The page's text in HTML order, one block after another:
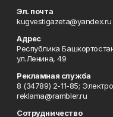
Эл. почта
kugvestigazeta@yandex.ru
Адрес
Республика
ул.Ленина, 49
Рекламная служба
8 (34789) 2-11-85;
reklama@rambler.ru
Сотрудничество